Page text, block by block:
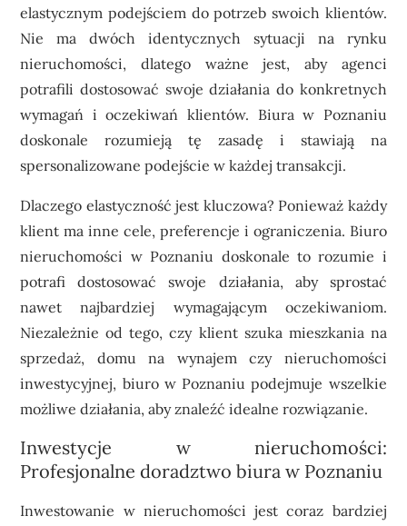
elastycznym podejściem do potrzeb swoich klientów.
Nie ma dwóch identycznych sytuacji na rynku
nieruchomości, dlatego ważne jest, aby agenci
potrafili dostosować swoje działania do konkretnych
wymagań i oczekiwań klientów. Biura w Poznaniu
doskonale rozumieją tę zasadę i stawiają na
spersonalizowane podejście w każdej transakcji.
Dlaczego elastyczność jest kluczowa? Ponieważ każdy
klient ma inne cele, preferencje i ograniczenia. Biuro
nieruchomości w Poznaniu doskonale to rozumie i
potrafi dostosować swoje działania, aby sprostać
nawet najbardziej wymagającym oczekiwaniom.
Niezależnie od tego, czy klient szuka mieszkania na
sprzedaż, domu na wynajem czy nieruchomości
inwestycyjnej, biuro w Poznaniu podejmuje wszelkie
możliwe działania, aby znaleźć idealne rozwiązanie.
Inwestycje w nieruchomości:
Profesjonalne doradztwo biura w Poznaniu
Inwestowanie w nieruchomości jest coraz bardziej